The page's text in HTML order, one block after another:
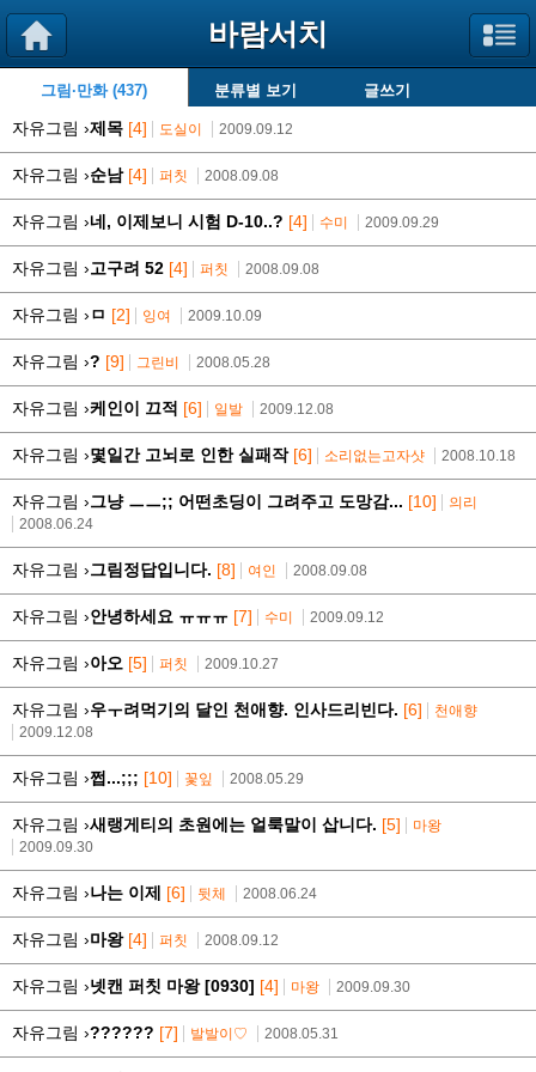
바람서치
그림·만화 (437) 분류별 보기 글쓰기
자유그림 ›제목 [4] 도실이 2009.09.12
자유그림 ›순남 [4] 퍼칫 2008.09.08
자유그림 ›네, 이제보니 시험 D-10..? [4] 수미 2009.09.29
자유그림 ›고구려 52 [4] 퍼칫 2008.09.08
자유그림 ›ㅁ [2] 잉여 2009.10.09
자유그림 ›? [9] 그린비 2008.05.28
자유그림 ›케인이 끄적 [6] 일발 2009.12.08
자유그림 ›몇일간 고뇌로 인한 실패작 [6] 소리없는고자샷 2008.10.18
자유그림 ›그냥 ㅡㅡ;; 어떤초딩이 그려주고 도망감... [10]
의리
2008.06.24
자유그림 ›그림정답입니다. [8] 여인 2008.09.08
자유그림 ›안녕하세요 ㅠㅠㅠ [7] 수미 2009.09.12
자유그림 ›아오 [5] 퍼칫 2009.10.27
자유그림 ›우ㅜ려먹기의 달인 천애향. 인사드리빈다. [6]
천애향
2009.12.08
자유그림 ›쩝...;;; [10] 꽃잎 2008.05.29
자유그림 ›새랭게티의 초원에는 얼룩말이 삽니다. [5]
마왕
2009.09.30
자유그림 ›나는 이제 [6] 뒷체 2008.06.24
자유그림 ›마왕 [4] 퍼칫 2008.09.12
자유그림 ›넷캔 퍼칫 마왕 [0930] [4] 마왕 2009.09.30
자유그림 ›?????? [7] 발발이♡ 2008.05.31